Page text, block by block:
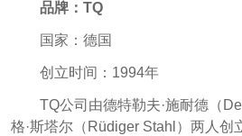
品牌：TQ
国家：德国
创立时间：1994年
TQ公司由德特勒夫·施耐德（
格·斯塔尔（Rüdiger Stahl）两人创